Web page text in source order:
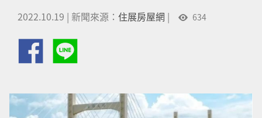
2022.10.19 | 新聞來源： 住展房屋網 | 634